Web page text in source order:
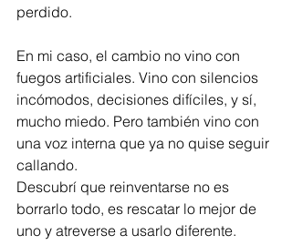
perdido.
En mi caso, el cambio no vino con
fuegos artificiales. Vino con silencios
incómodos, decisiones difíciles, y sí,
mucho miedo. Pero también vino con
una voz interna que ya no quise seguir
callando.
Descubrí que reinventarse no es
borrarlo todo, es rescatar lo mejor de
uno y atreverse a usarlo diferente.